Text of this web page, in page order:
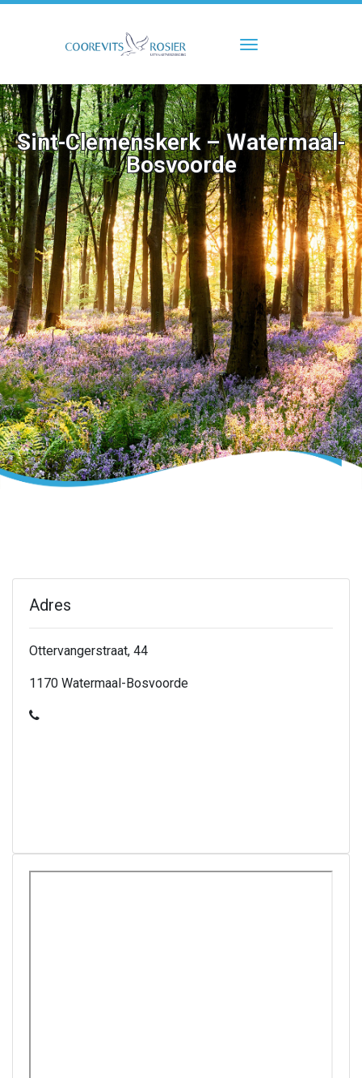
Toggle
Sint-Clemenskerk – Watermaal-
Bosvoorde
Adres
Ottervangerstraat, 44
1170 Watermaal-Bosvoorde